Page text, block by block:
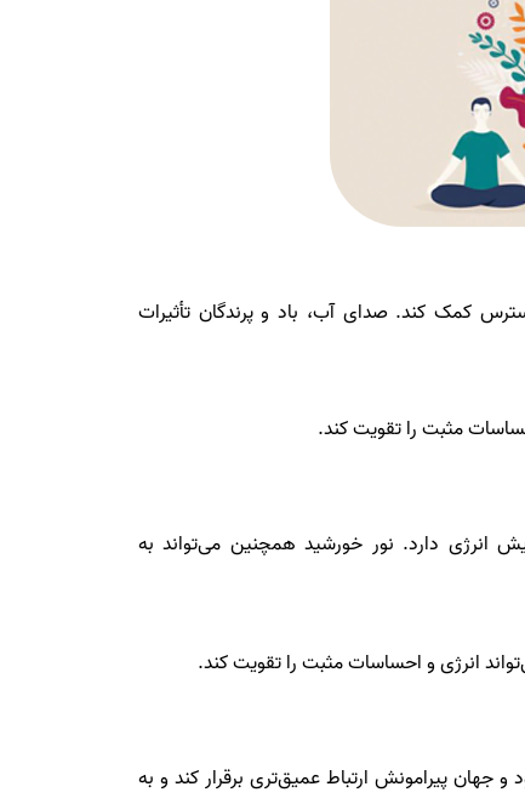
کمک کند. صدای آب، باد و پرندگان تأثیرات
مثبت را تقویت کند.
انرژی و احساسات مثبت را تقویت کند.
جهان پیرامونش ارتباط عمیق‌تری برقرار کند و به